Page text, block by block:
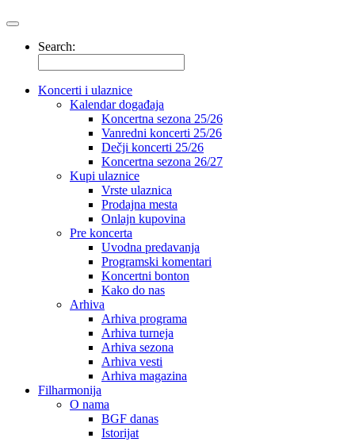
Search:
Koncerti i ulaznice
Kalendar događaja
Koncertna sezona 25/26
Vanredni koncerti 25/26
Dečji koncerti 25/26
Koncertna sezona 26/27
Kupi ulaznice
Vrste ulaznica
Prodajna mesta
Onlajn kupovina
Pre koncerta
Uvodna predavanja
Programski komentari
Koncertni bonton
Kako do nas
Arhiva
Arhiva programa
Arhiva turneja
Arhiva sezona
Arhiva vesti
Arhiva magazina
Filharmonija
O nama
BGF danas
Istorijat